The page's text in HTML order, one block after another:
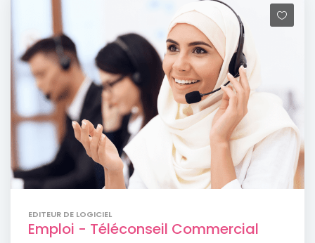
EDITEUR DE LOGICIEL
Emploi - Téléconseil Commercial